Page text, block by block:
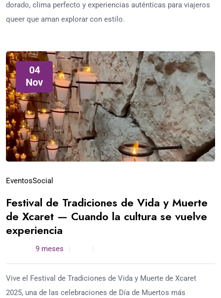
dorado, clima perfecto y experiencias auténticas para viajeros
queer que aman explorar con estilo.
04
Nov
EventosSocial
Festival de Tradiciones de Vida y Muerte
de Xcaret — Cuando la cultura se vuelve
experiencia
9 meses
Vive el Festival de Tradiciones de Vida y Muerte de Xcaret
2025, una de las celebraciones de Día de Muertos más